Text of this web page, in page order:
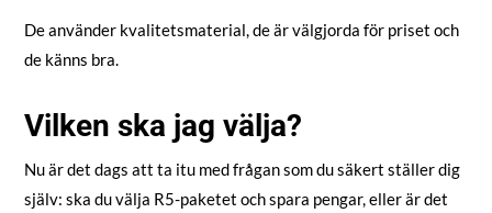
De använder kvalitetsmaterial, de är välgjorda för priset och
de känns bra.
Vilken ska jag välja?
Nu är det dags att ta itu med frågan som du säkert ställer dig
själv: ska du välja R5-paketet och spara pengar, eller är det